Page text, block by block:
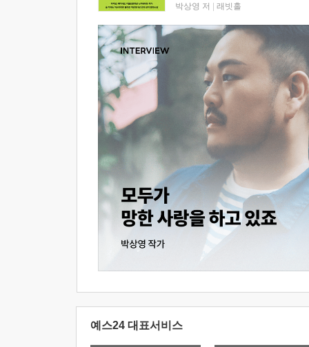
박상영 저 래빗홀
예스24 대표서비스